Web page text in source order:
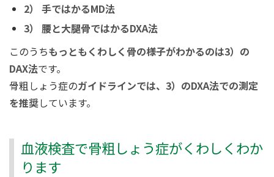
2） 手ではかるMD法
3） 腰と大腿骨ではかるDXA法
このうちもっともくわしく骨の様子がわかるのは3）の
DAX法です。
骨粗しょう症のガイドラインでは、3）のDXA法での測定
を推奨しています。
血液検査で骨粗しょう症がくわしくわか
ります